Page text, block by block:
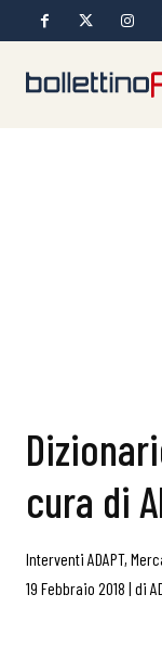
cura di
Interventi ADAPT,
19 Febbraio 2018 | di